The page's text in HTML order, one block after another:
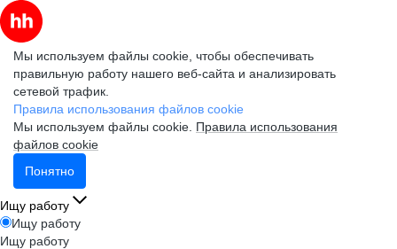
Мы используем файлы cookie, чтобы обеспечивать
правильную работу нашего веб-сайта и анализировать
сетевой трафик.
Правила использования файлов cookie
Мы используем файлы cookie. Правила использования
файлов cookie
Понятно
Ищу работу
Ищу работу
Ищу работу